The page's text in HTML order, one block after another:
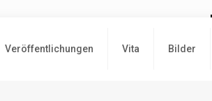
Veröffentlichungen Vita Bilder